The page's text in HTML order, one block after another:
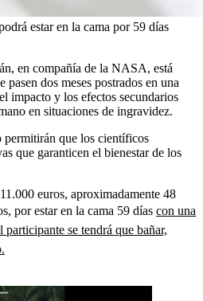
estar en la cama por 59 días
en compañía de la NASA, está
dos meses postrados en una
impacto y los efectos secundarios
en situaciones de ingravidez.
permitirán que los científicos
que garanticen el bienestar de los
euros, aproximadamente 48
por estar en la cama 59 días con una
se tendrá que bañar,